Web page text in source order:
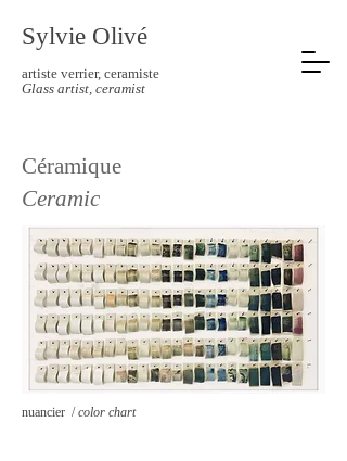
Sylvie Olivé
artiste verrier, ceramiste
Glass artist, ceramist
Céramique
Ceramic
nuancier /color chart